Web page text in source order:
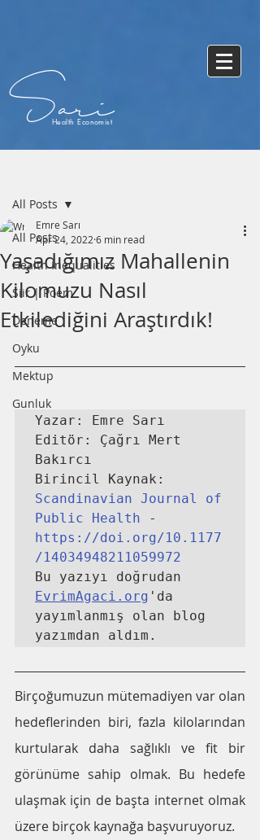
Sari
Health Economist
All Posts
Health Inequalities
Siir | Poem
Deneme
Oyku
Mektup
Gunluk
All Posts
Yaşadığımız Mahallenin
Kilomuzu Nasıl
Etkilediğini Araştırdık!
Emre Sarı
Apr 24, 2022 6 min read
Yazar: Emre Sarı
Editör: Çağrı Mert
Bakırcı
Scandinavian Journal of
Public Health
https://doi.org/10.1177
/14034948211059972
EvrimAgaci.org 'da
yayımlanmış olan blog
yazımdan aldım.
Birçoğumuzun mütemadiyen var olan
hedeflerinden biri, fazla kilolarından
kurtularak daha sağlıklı ve fit bir
görünüme sahip olmak. Bu hedefe
ulaşmak için de başta internet olmak
üzere birçok kaynağa başvuruyoruz.